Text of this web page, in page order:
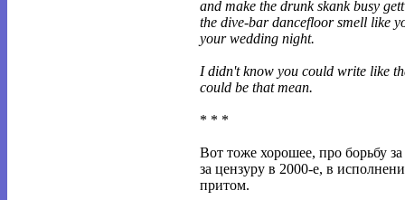
and make the drunk skank busy
the dive-bar dancefloor smell like
your wedding night.
I didn't know you could write like
could be that mean.
* * *
Вот тоже хорошее, про борьбу
за цензуру в 2000-е, в
притом.